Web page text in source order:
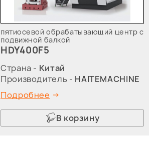
пятиосевой обрабатывающий центр с
подвижной балкой
HDY400F5
Страна - Китай
Производитель - HAITEMACHINE
Подробнее
В корзину